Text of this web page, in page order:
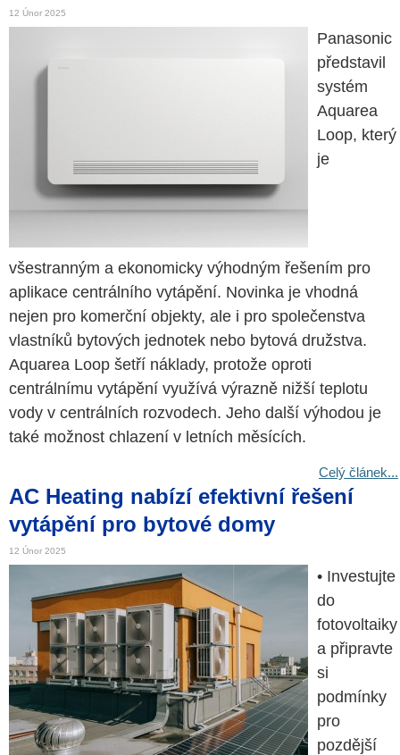
12 Únor 2025
Panasonic
představil
systém
Aquarea
Loop, který
je
všestranným a ekonomicky výhodným řešením pro
aplikace centrálního vytápění. Novinka je vhodná
nejen pro komerční objekty, ale i pro společenstva
vlastníků bytových jednotek nebo bytová družstva.
Aquarea Loop šetří náklady, protože oproti
centrálnímu vytápění využívá výrazně nižší teplotu
vody v centrálních rozvodech. Jeho další výhodou je
také možnost chlazení v letních měsících.
Celý článek...
AC Heating nabízí efektivní řešení
vytápění pro bytové domy
12 Únor 2025
• Investujte
do
fotovoltaiky
a připravte
si
podmínky
pro
pozdější